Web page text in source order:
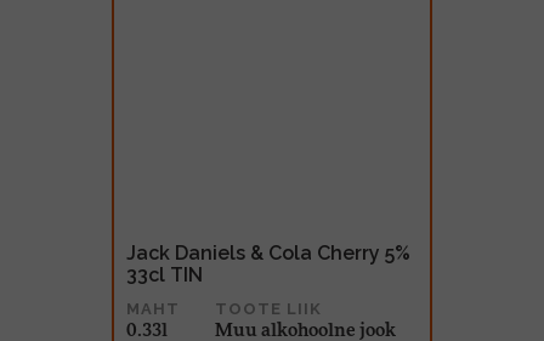
Jack Daniels & Cola Cherry 5%
33cl TIN
MAHT
0.33l
TOOTE LIIK
Muu alkohoolne jook